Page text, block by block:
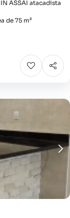
ASSAI atacadista
de 75 m²